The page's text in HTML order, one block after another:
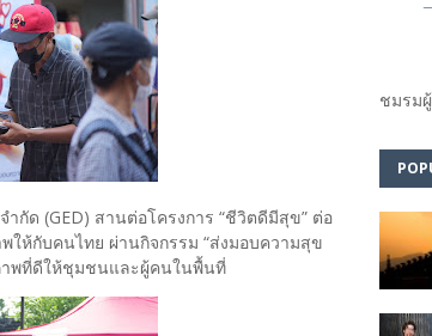
กัด (GED) สานต่อโครงการ “ชีวิตดีมีสุข” ต่อ
ให้กับคนไทย ผ่านกิจกรรม “ส่งมอบความสุข
าพที่ดีให้ชุมชนและผู้คนในพื้นที่
ชมรม​